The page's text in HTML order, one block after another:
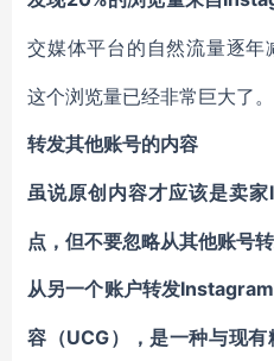
交媒体平台的自然流量逐年
这个浏览量已经非常巨大了。
转发其他账号的内容
虽说原创内容才应该是卖家
点，但不要忽略从其他账号转
从另一个账户转发
容（UCG） ，是一种与现